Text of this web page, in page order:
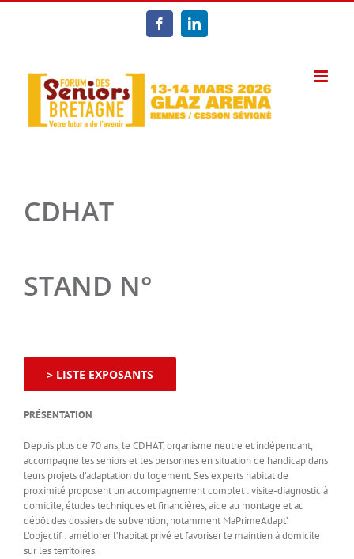
Passer
FacebookLinkedIn
CDHAT
STAND N°
> LISTE EXPOSANTS
PRÉSENTATION
Depuis plus de 70 ans, le CDHAT, organisme neutre et indépendant,
accompagne les seniors et les personnes en situation de handicap dans
leurs projets d’adaptation du logement. Ses experts habitat de
proximité proposent un accompagnement complet : visite-diagnostic à
domicile, études techniques et financières, aide au montage et au
dépôt des dossiers de subvention, notamment MaPrimeAdapt’.
L’objectif : améliorer l’habitat privé et favoriser le maintien à domicile
sur les territoires.